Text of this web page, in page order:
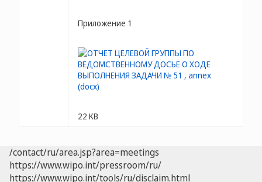
Приложение 1
22 KB
/contact/ru/area.jsp?area=meetings
https://www.wipo.int/pressroom/ru/
https://www.wipo.int/tools/ru/disclaim.html